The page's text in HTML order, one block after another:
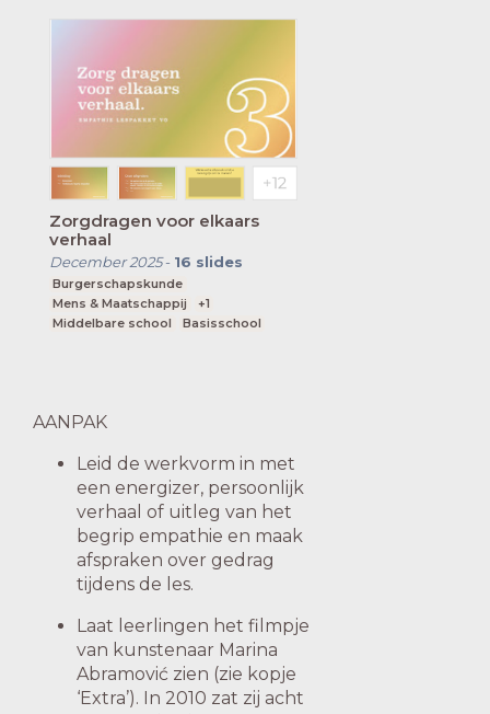
Zorgdragen voor elkaars
verhaal
December 2025- 16 slides
Burgerschapskunde
Mens & Maatschappij
+1
Middelbare school
Basisschool
AANPAK
Leid de werkvorm in met
een energizer, persoonlijk
verhaal of uitleg van het
begrip empathie en maak
afspraken over gedrag
tijdens de les.
Laat leerlingen het filmpje
van kunstenaar Marina
Abramović zien (zie kopje
‘Extra’). In 2010 zat zij acht